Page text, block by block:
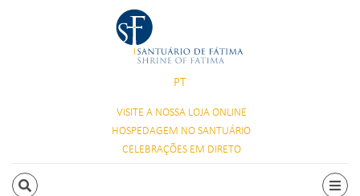
PT
VISITE A NOSSA LOJA ONLINE
HOSPEDAGEM NO SANTUÁRIO
CELEBRAÇÕES EM DIRETO